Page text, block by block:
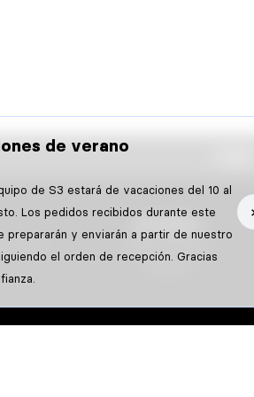
de verano
de S3 estará de vacaciones del 10 al
Los pedidos recibidos durante este
prepararán y enviarán a partir de nuestro
el orden de recepción. Gracias
Nº10
Sobre nosotros
Athletes